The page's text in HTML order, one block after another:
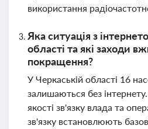
використання
Яка ситуація з
області та які заходи
покращення?
У Черкаській області 16
залишаються без
якості зв'язку влада та
зв'язку встановлюють